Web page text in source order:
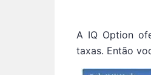
A IQ Option
taxas. Então